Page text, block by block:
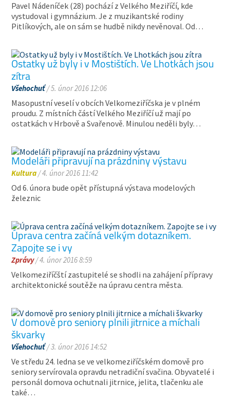
Pavel Nádeníček (28) pochází z Velkého Meziříčí, kde
vystudoval i gymnázium. Je z muzikantské rodiny
Pitlíkových, ale on sám se hudbě nikdy nevěnoval. Od…
Ostatky už byly i v Mostištích. Ve Lhotkách jsou
zítra
Všehochuť/ 5. únor 2016 12:06
Masopustní veselí v obcích Velkomeziříčska je v plném
proudu. Z místních částí Velkého Meziříčí už mají po
ostatkách v Hrbově a Svařenově. Minulou neděli byly…
Modeláři připravují na prázdniny výstavu
Kultura/ 4. únor 2016 11:42
Od 6. února bude opět přístupná výstava modelových
železnic
Úprava centra začíná velkým dotazníkem.
Zapojte se i vy
Zprávy/ 4. únor 2016 8:59
Velkomeziříčští zastupitelé se shodli na zahájení přípravy
architektonické soutěže na úpravu centra města.
V domově pro seniory plnili jitrnice a míchali
škvarky
Všehochuť/ 3. únor 2016 14:52
Ve středu 24. ledna se ve velkomeziříčském domově pro
seniory servírovala opravdu netradiční svačina. Obyvatelé i
personál domova ochutnali jitrnice, jelita, tlačenku ale
také…